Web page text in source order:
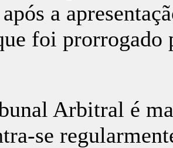
a
foi prorrogado
Arbitral é
se